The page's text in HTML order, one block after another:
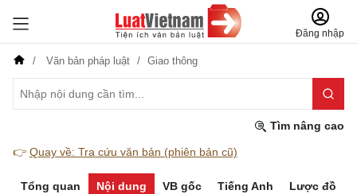
Đăng nhập
Văn bản pháp luật Giao thông
Tìm nâng cao
👉 Quay về: Tra cứu văn bản (phiên bản cũ)
Tổng quan Nội dung VB gốc Tiếng Anh Lược đồ